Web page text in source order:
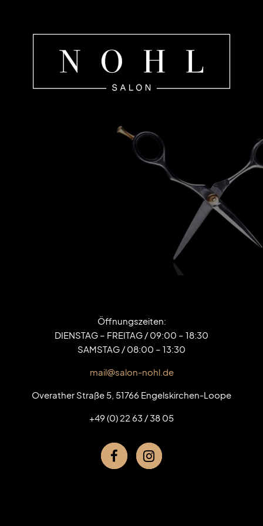
Öffnungszeiten:
DIENSTAG – FREITAG / 09:00 – 18:30
SAMSTAG / 08:00 – 13:30
mail@salon-nohl.de
Overather Straße 5, 51766 Engelskirchen-Loope
+49 (0) 22 63 / 38 05